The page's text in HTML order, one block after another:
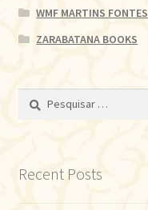
WMF MARTINS FONTES
ZARABATANA BOOKS
Pesquisar
Recent Posts